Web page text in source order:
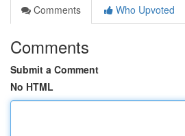
Comments
Who Upvoted
Comments
Submit a Comment
No HTML